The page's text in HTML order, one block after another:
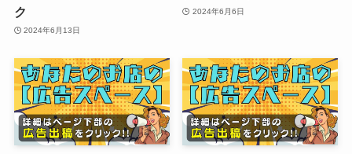
ク
2024年6月13日
2024年6月6日